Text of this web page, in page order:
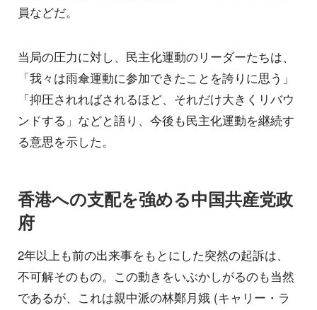
員などだ。
当局の圧力に対し、民主化運動のリーダーたちは、
「我々は雨傘運動に参加できたことを誇りに思う」
「抑圧されればされるほど、それだけ大きくリバウ
ンドする」などと語り、今後も民主化運動を継続す
る意思を示した。
香港への支配を強める中国共産党政
府
2年以上も前の出来事をもとにした突然の起訴は、
不可解そのもの。この動きをいぶかしがるのも当然
であるが、これは親中派の林鄭月娥 (キャリー・ラ